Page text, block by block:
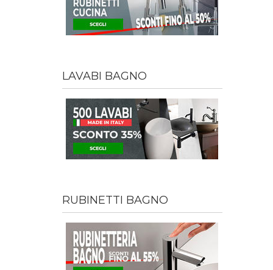
LAVABI BAGNO
RUBINETTI BAGNO